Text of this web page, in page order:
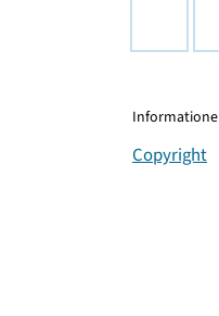
Copyright